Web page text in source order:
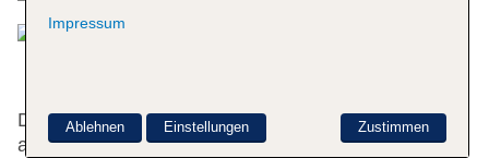
Das Hotel bietet 24 Einzel- und 254 Doppelzimmer
auf 14 Etagen, die mit 3 Aufzügen erreichbar sind.
Impressum
Zustimmen
Ablehnen Einstellungen